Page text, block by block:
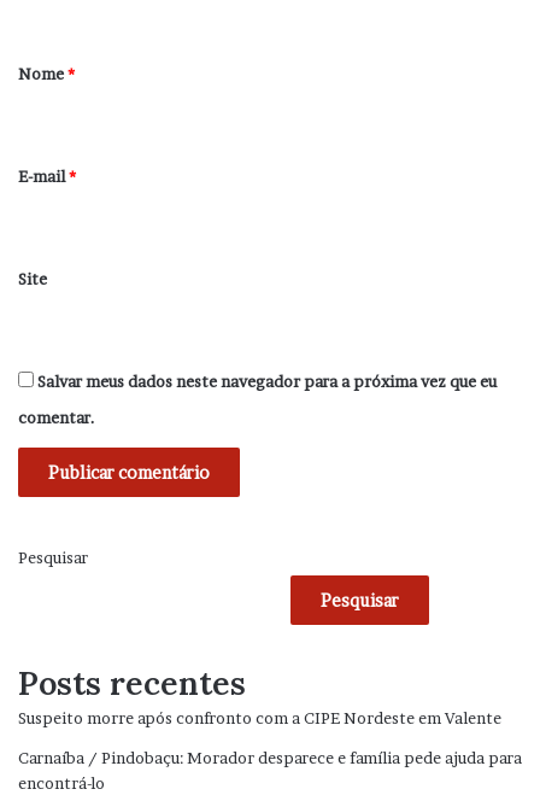
r
*
Nome*
E-mail*
Site
Salvar meus dados neste navegador para a próxima vez que eu
comentar.
Pesquisar
Pesquisar
Posts recentes
Suspeito morre após confronto com a CIPE Nordeste em Valente
Carnaíba / Pindobaçu: Morador desparece e família pede ajuda para
encontrá-lo